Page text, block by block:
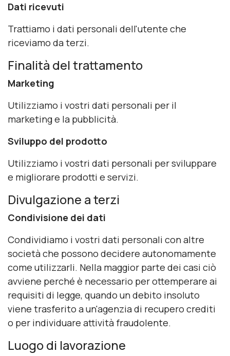
Dati ricevuti
Trattiamo i dati personali dell'utente che
riceviamo da terzi.
Finalità del trattamento
Marketing
Utilizziamo i vostri dati personali per il
marketing e la pubblicità.
Sviluppo del prodotto
Utilizziamo i vostri dati personali per sviluppare
e migliorare prodotti e servizi.
Divulgazione a terzi
Condivisione dei dati
Condividiamo i vostri dati personali con altre
società che possono decidere autonomamente
come utilizzarli. Nella maggior parte dei casi ciò
avviene perché è necessario per ottemperare ai
requisiti di legge, quando un debito insoluto
viene trasferito a un'agenzia di recupero crediti
o per individuare attività fraudolente.
Luogo di lavorazione